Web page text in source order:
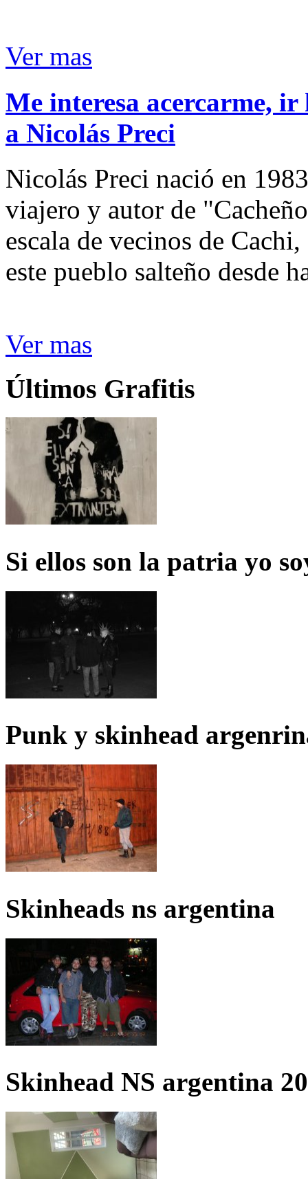
Ver mas
Me interesa acercarme,
a Nicolás Preci
Nicolás Preci nació en
viajero y autor de
escala de vecinos de
este pueblo salteño desde
Ver mas
Últimos Grafitis
Si ellos son la patria yo
Punk y skinhead
Skinheads ns argentina
Skinhead NS argentina